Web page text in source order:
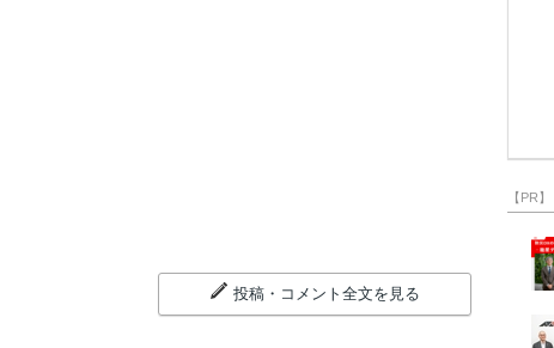
投稿・コメント全文を見る
【PR】